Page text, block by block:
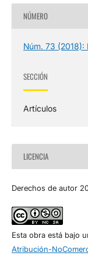
NÚMERO
Núm. 73 (2018):
SECCIÓN
Artículos
LICENCIA
Derechos de autor
Esta obra está bajo
Atribución-